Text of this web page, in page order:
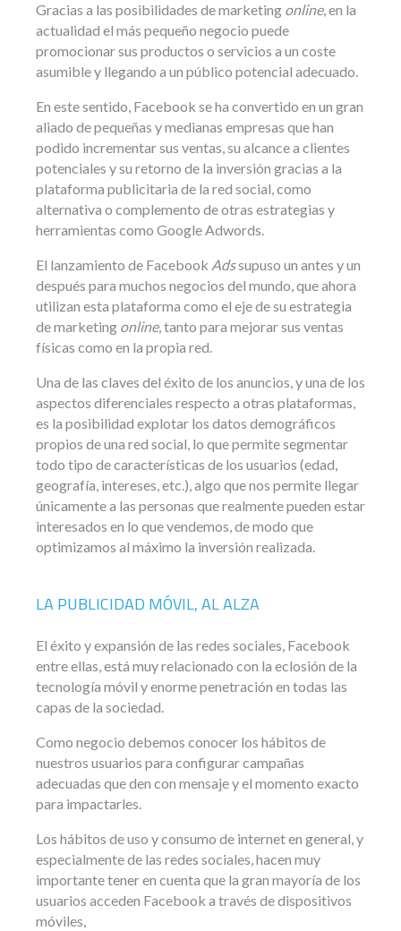
Gracias a las posibilidades de marketing online, en la
actualidad el más pequeño negocio puede
promocionar sus productos o servicios a un coste
asumible y llegando a un público potencial adecuado.
En este sentido, Facebook se ha convertido en un gran
aliado de pequeñas y medianas empresas que han
podido incrementar sus ventas, su alcance a clientes
potenciales y su retorno de la inversión gracias a la
plataforma publicitaria de la red social, como
alternativa o complemento de otras estrategias y
herramientas como Google Adwords.
El lanzamiento de Facebook Adssupuso un antes y un
después para muchos negocios del mundo, que ahora
utilizan esta plataforma como el eje de su estrategia
de marketing online, tanto para mejorar sus ventas
físicas como en la propia red.
Una de las claves del éxito de los anuncios, y una de los
aspectos diferenciales respecto a otras plataformas,
es la posibilidad explotar los datos demográficos
propios de una red social, lo que permite segmentar
todo tipo de características de los usuarios (edad,
geografía, intereses, etc.), algo que nos permite llegar
únicamente a las personas que realmente pueden estar
interesados en lo que vendemos, de modo que
optimizamos al máximo la inversión realizada.
LA PUBLICIDAD MÓVIL, AL ALZA
El éxito y expansión de las redes sociales, Facebook
entre ellas, está muy relacionado con la eclosión de la
tecnología móvil y enorme penetración en todas las
capas de la sociedad.
Como negocio debemos conocer los hábitos de
nuestros usuarios para configurar campañas
adecuadas que den con mensaje y el momento exacto
para impactarles.
Los hábitos de uso y consumo de internet en general, y
especialmente de las redes sociales, hacen muy
importante tener en cuenta que la gran mayoría de los
usuarios acceden Facebook a través de dispositivos
móviles,